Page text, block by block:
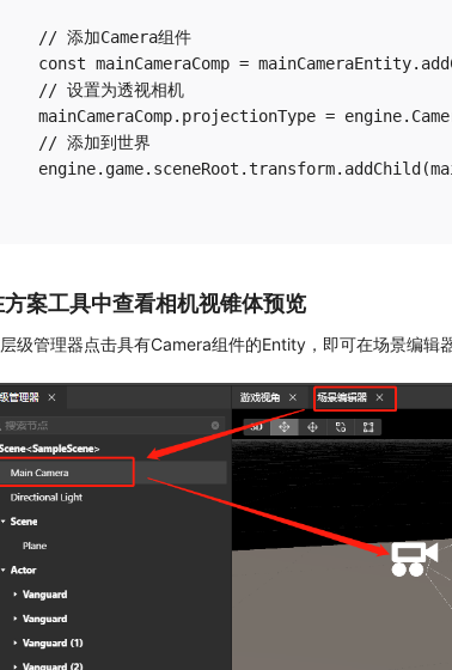
  // 添加Camera组件
const mainCameraComp =
  // 设置为透视相机
mainCameraComp.projectionType =
  // 添加到世界
方案工具中查看相机视锥体预览
级管理器点击具有Camera组件的Entity，即可在场景编辑